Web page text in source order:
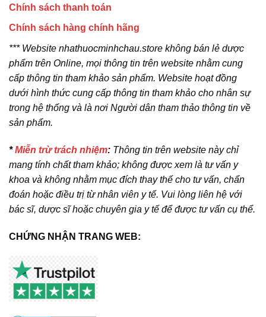
Chính sách thanh toán
Chính sách hàng chính hãng
*** Website nhathuocminhchau.store không bán lẻ dược
phẩm trên Online, mọi thông tin trên website nhằm cung
cấp thông tin tham khảo sản phẩm. Website hoạt đồng
dưới hình thức cung cấp thông tin tham khảo cho nhân sự
trong hệ thống và là nơi Người dân tham thảo thông tin về
sản phẩm.
*Miễn trừ trách nhiệm: Thông tin trên website này chỉ
mang tính chất tham khảo; không được xem là tư vấn y
khoa và không nhằm mục đích thay thế cho tư vấn, chẩn
đoán hoặc điều trị từ nhân viên y tế. Vui lòng liên hệ với
bác sĩ, dược sĩ hoặc chuyên gia y tế để được tư vấn cụ thể.
CHỨNG NHẬN TRANG WEB: